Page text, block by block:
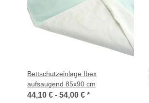
Bettschutzeinlage Ibex
aufsaugend 85x90 cm
44,10 € - 54,00 € *